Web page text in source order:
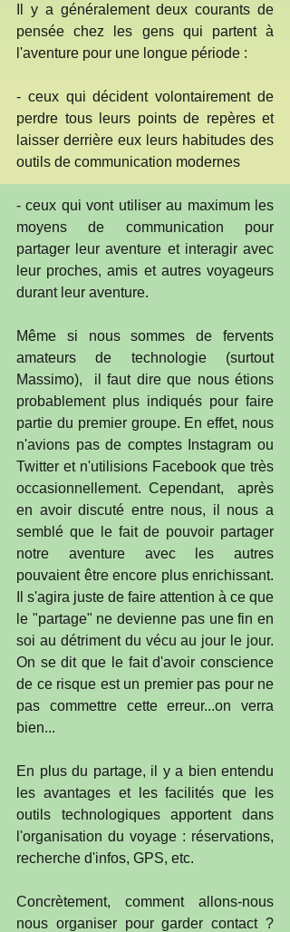
Il y a généralement deux courants de
pensée chez les gens qui partent à
l'aventure pour une longue période :
- ceux qui décident volontairement de
perdre tous leurs points de repères et
laisser derrière eux leurs habitudes des
outils de communication modernes
- ceux qui vont utiliser au maximum les
moyens de communication pour
partager leur aventure et interagir avec
leur proches, amis et autres voyageurs
durant leur aventure.
Même si nous sommes de fervents
amateurs de technologie (surtout
Massimo),  il faut dire que nous étions
probablement plus indiqués pour faire
partie du premier groupe. En effet, nous
n'avions pas de comptes Instagram ou
Twitter et n'utilisions Facebook que très
occasionnellement. Cependant,  après
en avoir discuté entre nous, il nous a
semblé que le fait de pouvoir partager
notre aventure avec les autres
pouvaient être encore plus enrichissant.
Il s'agira juste de faire attention à ce que
le "partage" ne devienne pas une fin en
soi au détriment du vécu au jour le jour.
On se dit que le fait d'avoir conscience
de ce risque est un premier pas pour ne
pas commettre cette erreur...on verra
bien...
En plus du partage, il y a bien entendu
les avantages et les facilités que les
outils technologiques apportent dans
l'organisation du voyage : réservations,
recherche d'infos, GPS, etc.
Concrètement, comment allons-nous
nous organiser pour garder contact ?